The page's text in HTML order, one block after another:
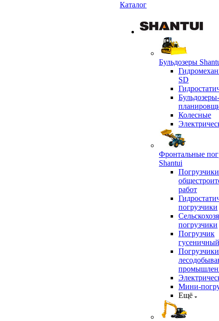
Каталог
Бульдозеры
SD
Бульдозеры-
Колесные
Фронтальные
Shantui
работ
погрузчики
погрузчики
Погрузчик
гусеничный
Мини-
Ещё